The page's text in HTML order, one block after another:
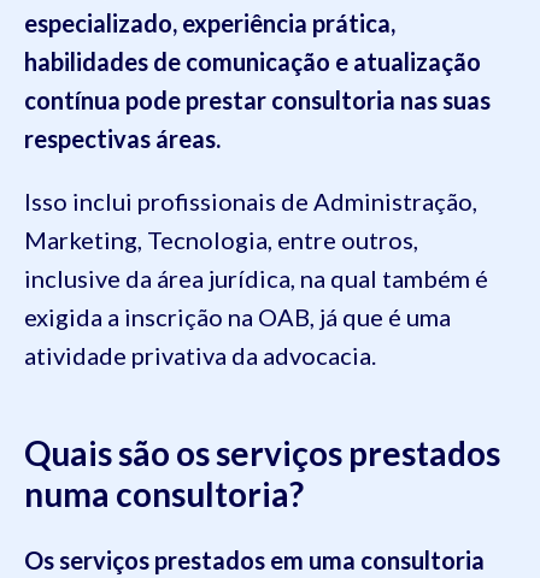
especializado, experiência prática,
habilidades de comunicação e atualização
contínua pode prestar consultoria nas suas
respectivas áreas.
Isso inclui profissionais de Administração,
Marketing, Tecnologia, entre outros,
inclusive da área jurídica, na qual também é
exigida a inscrição na OAB, já que é uma
atividade privativa da advocacia.
Quais são os serviços prestados
numa consultoria?
Os serviços prestados em uma consultoria